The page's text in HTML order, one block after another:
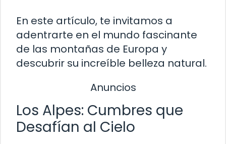
En este artículo, te invitamos a
adentrarte en el mundo fascinante
de las montañas de Europa y
descubrir su increíble belleza natural.
Anuncios
Los Alpes: Cumbres que
Desafían al Cielo